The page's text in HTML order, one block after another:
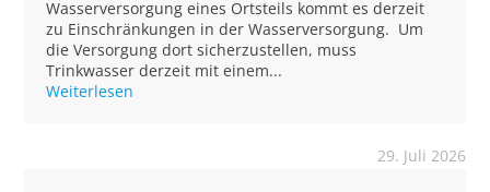
Wasserversorgung eines Ortsteils kommt es derzeit
zu Einschränkungen in der Wasserversorgung. Um
die Versorgung dort sicherzustellen, muss
Trinkwasser derzeit mit einem...
Weiterlesen
29. Juli 2026